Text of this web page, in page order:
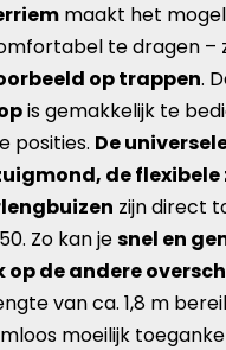
maakt het
te dragen –
op trappen.
is gemakkelijk te
posities. De
de
zijn direct
50. Zo kan jesnel en
op de andere
van ca. 1,8 m
moeilijk